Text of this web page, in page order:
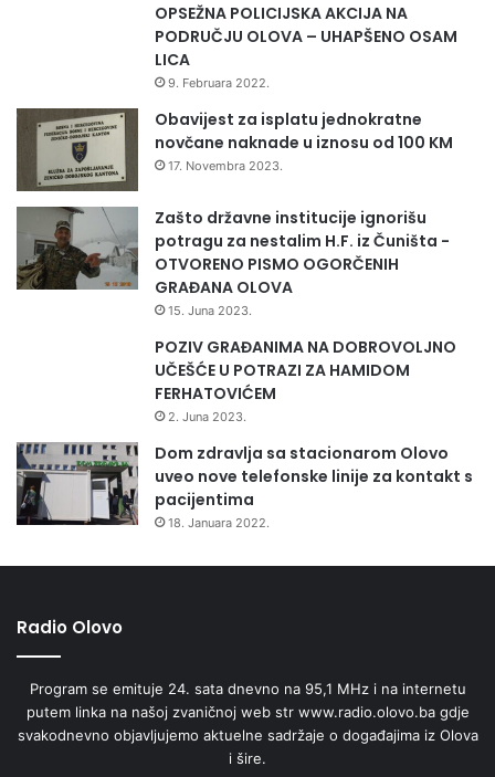
OPSEŽNA POLICIJSKA AKCIJA NA
PODRUČJU OLOVA – UHAPŠENO OSAM
LICA
9. Februara 2022.
Obavijest za isplatu jednokratne
novčane naknade u iznosu od 100 KM
17. Novembra 2023.
Zašto državne institucije ignorišu
potragu za nestalim H.F. iz Čuništa -
OTVORENO PISMO OGORČENIH
GRAĐANA OLOVA
15. Juna 2023.
POZIV GRAĐANIMA NA DOBROVOLJNO
UČEŠĆE U POTRAZI ZA HAMIDOM
FERHATOVIĆEM
2. Juna 2023.
Dom zdravlja sa stacionarom Olovo
uveo nove telefonske linije za kontakt s
pacijentima
18. Januara 2022.
Radio Olovo
Program se emituje 24. sata dnevno na 95,1 MHz i na internetu
putem linka na našoj zvaničnoj web str www.radio.olovo.ba gdje
svakodnevno objavljujemo aktuelne sadržaje o događajima iz Olova
i šire.